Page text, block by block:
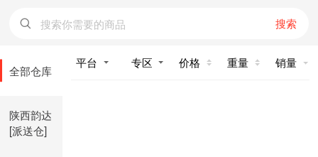
搜索
全部仓库
陕西韵达
[派送仓]
价格 重量 销量